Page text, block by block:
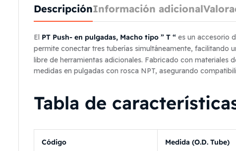
DescripciónInformación adicional
El PT Push- en pulgadas, Macho tipo ” T “ es un accesorio
permite conectar tres tuberías simultáneamente, facilitando
libre de herramientas adicionales. Fabricado con materiales
medidas en pulgadas con rosca NPT, asegurando
Tabla de
Código Medida (O.D. Tube)